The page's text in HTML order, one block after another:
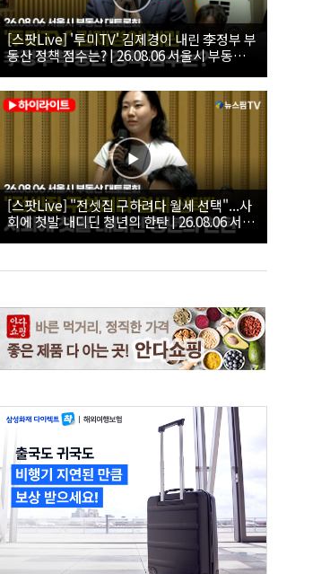
[스팟Live] '투미TV' 김제경이 내린 李정부 부
동산 정책 점수는? | 26.08.06 서울시 부동산
대토론회
[스팟Live] "전셋집 구하려다 월세 선택"...사
회에 첫발 내디딘 청년의 한탄 | 26.08.06 서울
시 부동산 대토론회